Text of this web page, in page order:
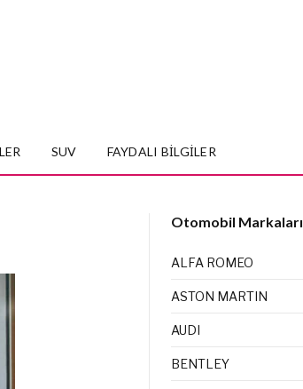
SUV FAYDALI BILGILER
Otomobil Markaları
ALFA ROMEO
ASTON MARTIN
AUDI
BENTLEY